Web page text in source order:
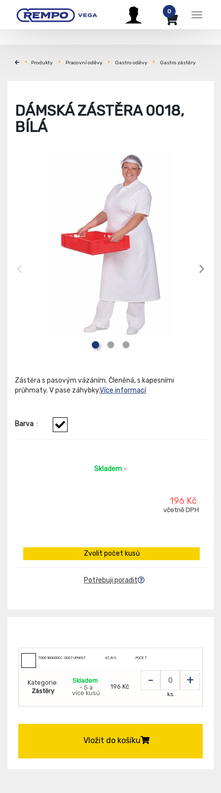
Menu
0
Produkty Pracovní oděvy Gastro oděvy Gastro zástěry
DÁMSKÁ ZÁSTĚRA 0018,
BÍLÁ
Zástěra s pasovým vázáním. Členěná, s kapesními
průhmaty. V pase záhybky.Více informací
Barva :
Skladem -
196 Kč
včetně DPH
Zvolit počet kusů
Potřebuji poradit
TD0018000000000DOSTUPNOST KČ/KS: POČET
Kategorie:
Zástěry
Skladem
- 5 a
více kusů
196 Kč - +
ks
Vložit do košíku